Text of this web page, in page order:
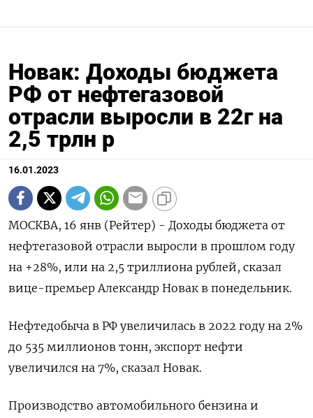
Новак: Доходы бюджета
РФ от нефтегазовой
отрасли выросли в 22г на
2,5 трлн р
16.01.2023
МОСКВА, 16 янв (Рейтер) - Доходы бюджета от
нефтегазовой отрасли выросли в прошлом году
на +28%, или на 2,5 триллиона рублей, сказал
вице-премьер Александр Новак в понедельник.
Нефтедобыча в РФ увеличилась в 2022 году на 2%
до 535 миллионов тонн, экспорт нефти
увеличился на 7%, сказал Новак.
Производство автомобильного бензина и